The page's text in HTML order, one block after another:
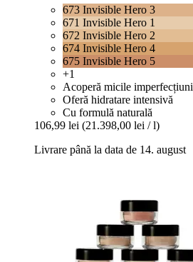
673 Invisible Hero 3
671 Invisible Hero 1
672 Invisible Hero 2
674 Invisible Hero 4
675 Invisible Hero 5
+1
Acoperă micile imperfecțiuni
Oferă hidratare intensivă
Cu formulă naturală
106,99 lei (21.398,00 lei / l)
Livrare până la data de 14. august